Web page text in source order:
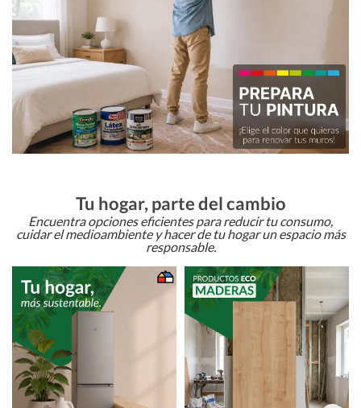
Tu hogar, parte del cambio
Encuentra opciones eficientes para reducir tu consumo,
cuidar el medioambiente y hacer de tu hogar un espacio más
responsable.